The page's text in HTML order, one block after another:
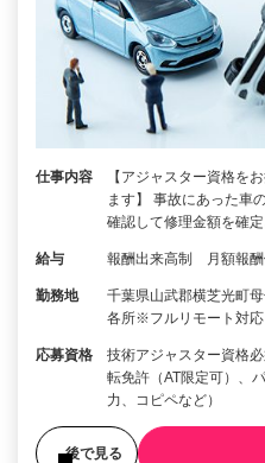
仕事内容
【アジャスター資格を
ます】 事故にあった車
確認して修理金額を確
給与 報酬出来高制 月額報
勤務地
千葉県山武郡横芝光町
各所※フルリモート対応
応募資格
技術アジャスター資格
転免許（AT限定可）、
力、コピペなど）
後で見る